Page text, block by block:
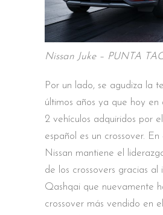
Nissan Juke – PUNTA
Por un lado, se agudiza la
últimos años ya que hoy en
2 vehículos adquiridos por
español es un crossover. En
Nissan mantiene el
de los crossovers gracias al
Qashqai que nuevamente
crossover más vendido en